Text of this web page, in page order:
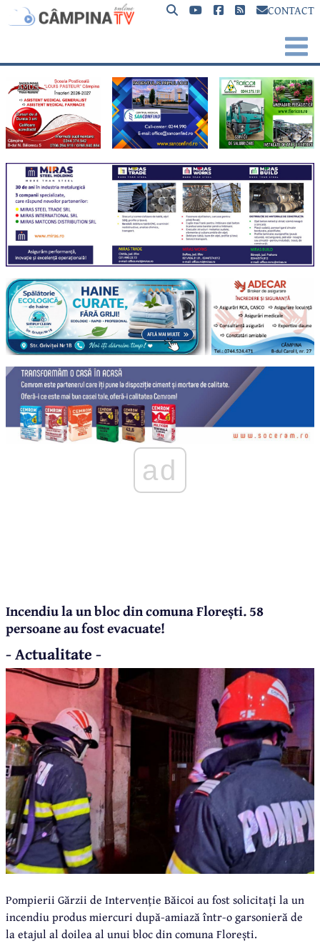
CONTACT
ad
Incendiu la un bloc din comuna Florești. 58
persoane au fost evacuate!
- Actualitate -
Pompierii Gărzii de Intervenție Băicoi au fost solicitați la un
incendiu produs miercuri după-amiază într-o garsonieră de
la etajul al doilea al unui bloc din comuna Florești.